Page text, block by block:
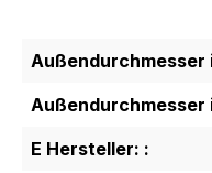
Außendurchmesser
Außendurchmesser
E Hersteller: :